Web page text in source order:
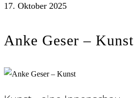
17. Oktober 2025
Anke Geser – Kunst